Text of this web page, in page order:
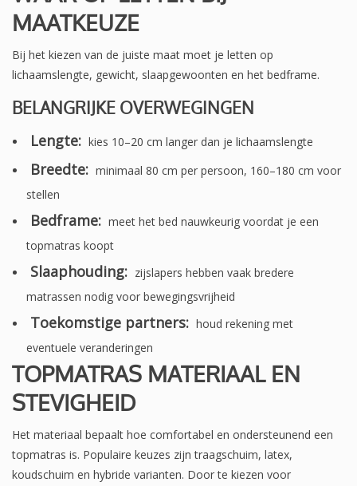
MAATKEUZE
Bij het kiezen van de juiste maat moet je letten op
lichaamslengte, gewicht, slaapgewoonten en het bedframe.
BELANGRIJKE OVERWEGINGEN
Lengte: kies 10–20 cm langer dan je lichaamslengte
Breedte: minimaal 80 cm per persoon, 160–180 cm voor
stellen
Bedframe: meet het bed nauwkeurig voordat je een
topmatras koopt
Slaaphouding: zijslapers hebben vaak bredere
matrassen nodig voor bewegingsvrijheid
Toekomstige partners: houd rekening met
eventuele veranderingen
TOPMATRAS MATERIAAL EN
STEVIGHEID
Het materiaal bepaalt hoe comfortabel en ondersteunend een
topmatras is. Populaire keuzes zijn traagschuim, latex,
koudschuim en hybride varianten. Door te kiezen voor